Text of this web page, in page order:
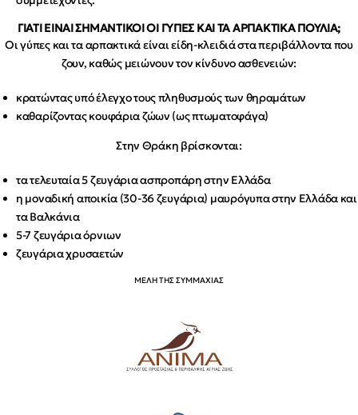
ΓΙΑΤΙ ΕΙΝΑΙ ΣΗΜΑΝΤΙΚΟΙ ΟΙ ΓΥΠΕΣ ΚΑΙ ΤΑ ΑΡΠΑΚΤΙΚΑ ΠΟΥΛΙΑ;
Οι γύπες και τα αρπακτικά είναι είδη-κλειδιά στα περιβάλλοντα που
ζουν, καθώς μειώνουν τον κίνδυνο ασθενειών:
κρατώντας υπό έλεγχο τους πληθυσμούς των θηραμάτων
καθαρίζοντας κουφάρια ζώων (ως πτωματοφάγα)
Στην Θράκη βρίσκονται:
τα τελευταία 5 ζευγάρια ασπροπάρη στην Ελλάδα
η μοναδική αποικία (30-36 ζευγάρια) μαυρόγυπα στην Ελλάδα και
τα Βαλκάνια
5-7 ζευγάρια όρνιων
ζευγάρια χρυσαετών
ΜΕΛΗ ΤΗΣ ΣΥΜΜΑΧΙΑΣ